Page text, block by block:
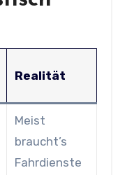
Realität
Meist
braucht’s
Fahrdienste